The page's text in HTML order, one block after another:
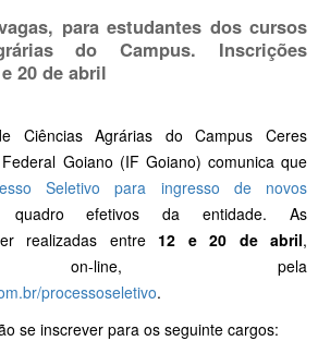
para estudantes dos cursos
do Campus. Inscrições
20 de abril
Ciências Agrárias do Campus Ceres
Goiano (IF Goiano) comunica que
Seletivo para ingresso de novos
efetivos da entidade. As
realizadas entre 12 e 20 de abril,
on-line, pela
processoseletivo.
se inscrever para os seguinte cargos: